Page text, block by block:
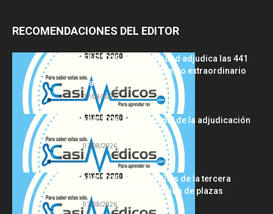
RECOMENDACIONES DEL EDITOR
FSE 2025-2026: Sanidad adjudica las 441
plazas del procedimiento extraordinario
tras...
07/08/2026
MIR 2026: análisis final de la adjudicación
de plazas y claves...
07/08/2026
MIR 2025-2026: análisis de la tercera
semana de adjudicación de plazas
07/08/2026